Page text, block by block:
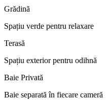
Grădină
Spațiu verde pentru relaxare
Terasă
Spațiu exterior pentru odihnă
Baie Privată
Baie separată în fiecare cameră